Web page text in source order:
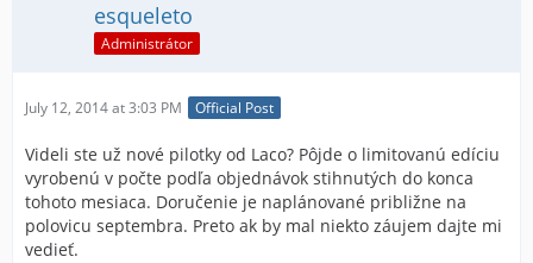
esqueleto
Administrátor
July 12, 2014 at 3:03 PM Official Post
Videli ste už nové pilotky od Laco? Pôjde o limitovanú edíciu
vyrobenú v počte podľa objednávok stihnutých do konca
tohoto mesiaca. Doručenie je naplánované približne na
polovicu septembra. Preto ak by mal niekto záujem dajte mi
vedieť.